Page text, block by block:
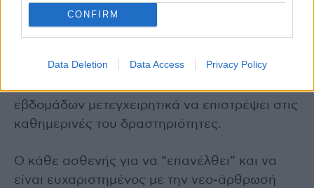
CONFIRM
Data Deletion Data Access Privacy Policy
Τις επόμενες 15-20 ημέρες ο ασθενής εκτελεί
ασκήσεις με στόχο την ανάκτηση του εύρους
ενδυνάμωσης, ασκήσεις ισορροπίας με
εβδομάδων μετεγχειρητικά να επιστρέψει στις
καθημερινές του δραστηριότητες.
Ο κάθε ασθενής για να “επανέλθει” και να
είναι ευχαριστημένος με την νεο-άρθρωσή